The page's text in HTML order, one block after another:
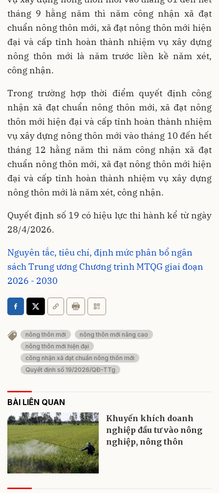
tháng 9 hằng năm thì năm công nhận xã đạt
chuẩn nông thôn mới, xã đạt nông thôn mới hiện
đại và cấp tỉnh hoàn thành nhiệm vụ xây dựng
nông thôn mới là năm trước liền kề năm xét,
công nhận.
Trong trường hợp thời điểm quyết định công
nhận xã đạt chuẩn nông thôn mới, xã đạt nông
thôn mới hiện đại và cấp tỉnh hoàn thành nhiệm
vụ xây dựng nông thôn mới vào tháng 10 đến hết
tháng 12 hằng năm thì năm công nhận xã đạt
chuẩn nông thôn mới, xã đạt nông thôn mới hiện
đại và cấp tỉnh hoàn thành nhiệm vụ xây dựng
nông thôn mới là năm xét, công nhận.
Quyết định số 19 có hiệu lực thi hành kể từ ngày
28/4/2026.
Nguyên tắc, tiêu chí, định mức phân bổ ngân
sách Trung ương Chương trình MTQG giai đoạn
2026 - 2030
nông thôn mới
nông thôn mới nâng cao
nông thôn mới hiện đại
công nhận xã đạt chuẩn nông thôn mới
Quyết định số 19/2026/QĐ-TTg
BÀI LIÊN QUAN
Khuyến khích doanh
nghiệp đầu tư vào nông
nghiệp, nông thôn